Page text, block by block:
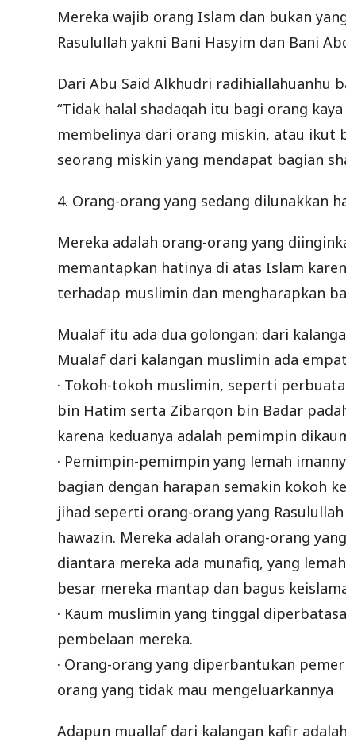
Mereka wajib orang Islam dan bukan
Rasulullah yakni Bani Hasyim dan Bani
Dari Abu Said Alkhudri radihiallahuanhu
“Tidak halal shadaqah itu bagi orang
membelinya dari orang miskin, atau ikut
seorang miskin yang mendapat bagian
4. Orang-orang yang sedang dilunakkan
Mereka adalah orang-orang yang
memantapkan hatinya di atas Islam
terhadap muslimin dan mengharapkan
Mualaf itu ada dua golongan: dari
Mualaf dari kalangan muslimin ada
· Tokoh-tokoh muslimin, seperti
bin Hatim serta Zibarqon bin Badar
karena keduanya adalah pemimpin
· Pemimpin-pemimpin yang lemah
bagian dengan harapan semakin kokoh
jihad seperti orang-orang yang
hawazin. Mereka adalah orang-orang
diantara mereka ada munafiq, yang
besar mereka mantap dan bagus
· Kaum muslimin yang tinggal
pembelaan mereka.
· Orang-orang yang diperbantukan
orang yang tidak mau mengeluarkannya
Adapun muallaf dari kalangan kafir